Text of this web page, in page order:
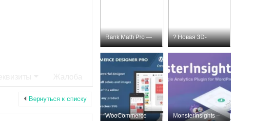
Вернуться к списку
Rank Math Pro —
премиум SEO-пл
? Новая 3D-
модель для пе
WooCommerce
MonsterInsights –